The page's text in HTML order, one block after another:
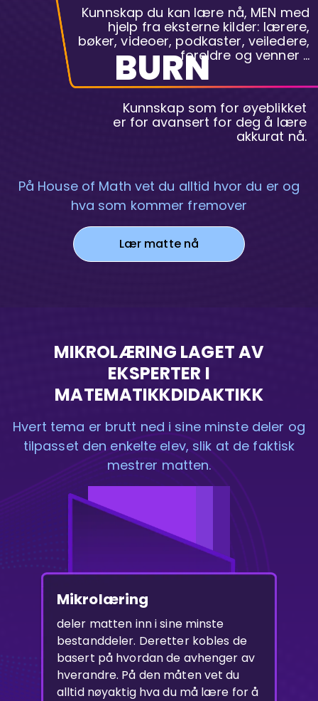
BURN
Kunnskap som for øyeblikket
er for avansert for deg å lære
akkurat nå.
Kunnskap du kan lære nå, MEN med
hjelp fra eksterne kilder: lærere,
bøker, videoer, podkaster, veiledere,
foreldre og venner …
På House of Math vet du alltid hvor du er og
hva som kommer fremover
Lær matte nå
MIKROLÆRING LAGET AV
EKSPERTER I
MATEMATIKKDIDAKTIKK
Hvert tema er brutt ned i sine minste deler og
tilpasset den enkelte elev, slik at de faktisk
mestrer matten.
Mikrolæring
deler matten inn i sine minste
bestanddeler. Deretter kobles de
basert på hvordan de avhenger av
hverandre. På den måten vet du
alltid nøyaktig hva du må lære for å